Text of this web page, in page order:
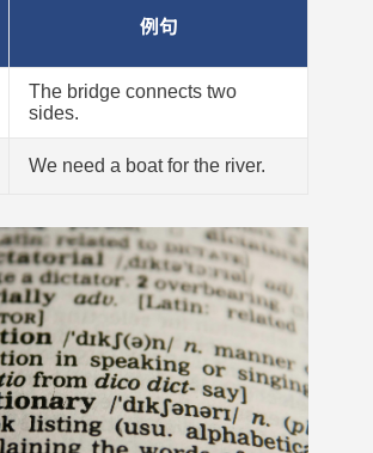
例句
The bridge connects two
sides.
We need a boat for the river.